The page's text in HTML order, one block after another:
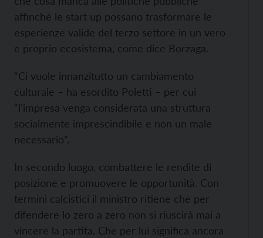
affinché le start up possano trasformare le
esperienze valide del terzo settore in un vero
e proprio ecosistema, come dice Borzaga.
“Ci vuole innanzitutto un cambiamento
culturale – ha esordito Poletti – per cui
“l’impresa venga considerata una struttura
socialmente imprescindibile e non un male
necessario”.
In secondo luogo, combattere le rendite di
posizione e promuovere le opportunità. Con
termini calcistici il ministro ritiene che per
difendere lo zero a zero non si riuscirà mai a
vincere la partita. Che per lui significa ancora